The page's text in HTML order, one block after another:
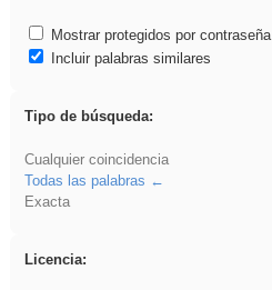
Mostrar protegidos por contraseña
Incluir palabras similares
Tipo de búsqueda:
Cualquier coincidencia
Todas las palabras
Exacta
Licencia: